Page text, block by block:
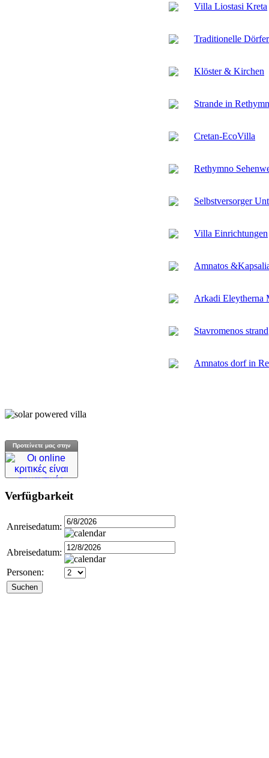
Villa Liostasi Kreta
Traditionelle Dörfer
Klöster & Kirchen
Strande in
Cretan-EcoVilla
Rethymno
Selbstversorger
Villa Einrichtungen
Amnatos
Arkadi Eleytherna
Stavromenos strand
Amnatos dorf in
Προτείνετε μας στην
Verfügbarkeit
Anreisedatum:
Abreisedatum:
Personen: